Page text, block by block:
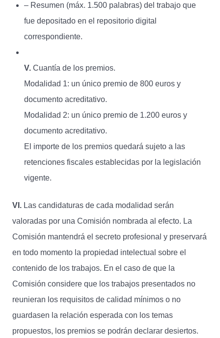
– Resumen (máx. 1.500 palabras) del trabajo que
fue depositado en el repositorio digital
correspondiente.
V. Cuantía de los premios.
Modalidad 1: un único premio de 800 euros y
documento acreditativo.
Modalidad 2: un único premio de 1.200 euros y
documento acreditativo.
El importe de los premios quedará sujeto a las
retenciones fiscales establecidas por la legislación
vigente.
VI. Las candidaturas de cada modalidad serán
valoradas por una Comisión nombrada al efecto. La
Comisión mantendrá el secreto profesional y preservará
en todo momento la propiedad intelectual sobre el
contenido de los trabajos. En el caso de que la
Comisión considere que los trabajos presentados no
reunieran los requisitos de calidad mínimos o no
guardasen la relación esperada con los temas
propuestos, los premios se podrán declarar desiertos.